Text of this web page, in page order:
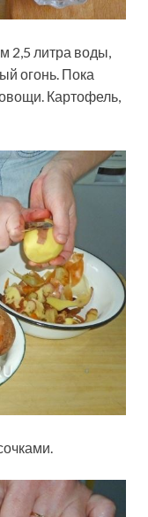
2,5 литра воды,
огонь. Пока
Картофель,